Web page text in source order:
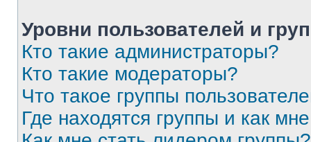
Уровни пользователей и
Кто такие администраторы?
Кто такие модераторы?
Что такое группы
Где находятся группы и как